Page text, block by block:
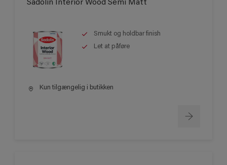
Sadolin Interior Wood Semi Matt
Smukt og holdbar finish
Let at påføre
Kun tilgængelig i butikken